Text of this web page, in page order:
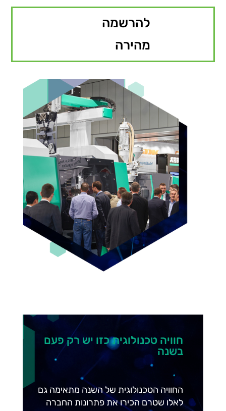
להרשמה
מהירה
חוויה טכנולוגית כזו יש רק פעם
בשנה
החוויה הטכנולוגית של השנה מתאימה גם
לאלו שטרם הכירו את פתרונות החברה